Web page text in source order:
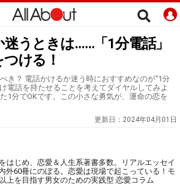
うときは……「1分電話」
ける！
き？ 電話かけるか迷う時におすすめなのが“1分
電話を持たせることを考えてダイヤルしてみよ
1分でOKです。この小さな勇気が、運命の恋を
更新日： 2024年04月01日
はじめ、恋愛＆人生系著書多数。リアルエッセイ
外60冊にのぼる。恋愛は現場で起こっている！モ
上を目指す男女のための実践型 恋愛コラム